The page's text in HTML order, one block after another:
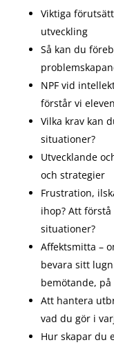
Viktiga
utveckling
Så kan du
NPF vid
förstår vi
Vilka krav kan
situationer?
Utvecklande
och strategier
Frustration,
ihop? Att
situationer?
Affektsmitta –
bevara sitt
bemötande,
Att hantera
vad du gör i
Hur skapar du